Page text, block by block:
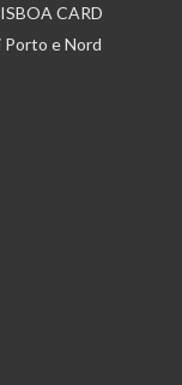
CARD
e Nord